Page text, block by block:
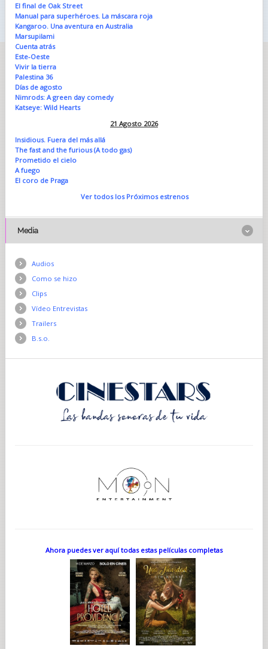
El final de Oak Street
Manual para superhéroes. La máscara roja
Kangaroo. Una aventura en Australia
Marsupilami
Cuenta atrás
Este-Oeste
Vivir la tierra
Palestina 36
Días de agosto
Nimrods: A green day comedy
Katseye: Wild Hearts
21 Agosto 2026
Insidious. Fuera del más allá
The fast and the furious (A todo gas)
Prometido el cielo
A fuego
El coro de Praga
Ver todos los Próximos estrenos
Media
Audios
Como se hizo
Clips
Vídeo Entrevistas
Trailers
B.s.o.
Ahora puedes ver aquí todas estas películas completas